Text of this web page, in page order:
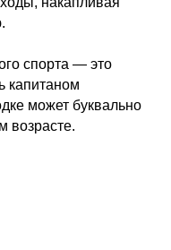
спорта — это
капитаном
может буквально
возрасте.